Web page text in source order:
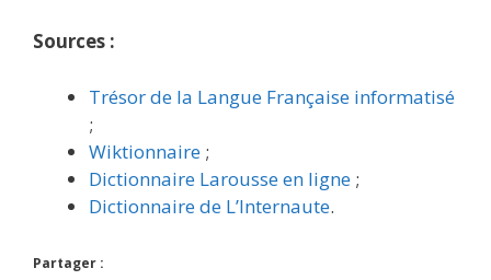
Sources :
Trésor de la Langue Française informatisé
;
Wiktionnaire ;
Dictionnaire Larousse en ligne ;
Dictionnaire de L’Internaute.
Partager :